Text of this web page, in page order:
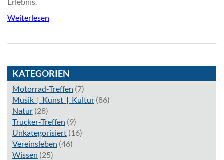
Weiterlesen
KATEGORIEN
Motorrad-Treffen (7)
Musik_|_Kunst_|_Kultur (86)
Natur (28)
Trucker-Treffen (9)
Unkategorisiert (16)
Vereinsleben (46)
Wissen (25)